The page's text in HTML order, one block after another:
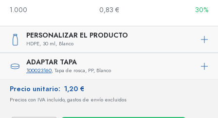
1.000
0,83 € 30%
PERSONALIZAR EL PRODUCTO
HDPE, 30 ml, Blanco
ADAPTAR TAPA
100023160, Tapa de rosca, PP, Blanco
Precio unitario: 1,20 €
Precios con IVA incluido, gastos de envío excluidos